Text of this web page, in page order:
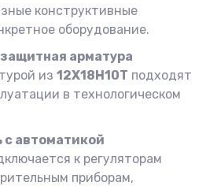
конструктивные
оборудование.
арматура
из 12Х18Н10Т подходят
в технологическом
автоматикой
к регуляторам
приборам,